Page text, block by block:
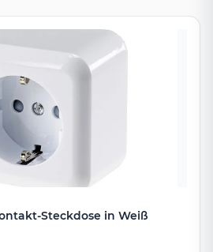
Steckdose in Weiß